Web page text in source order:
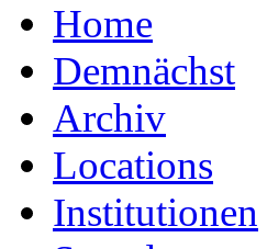
Home
Demnächst
Archiv
Locations
Institutionen